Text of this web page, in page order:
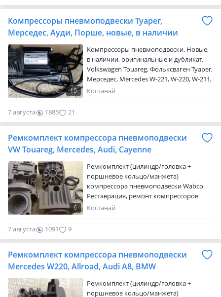
Компрессоры пневмоподвески Туарег,
Мерседес, Ауди, Порше, новые, в наличии
19
Компрессоры пневмоподвески. Новые,
в наличии, оригинальные и дубликат.
Volkswagen Touareg, Фольксваген Туарег,
Мерседес, Mercedes W-221, W-220, W-211,
W-164, W-166, GL, ML, R, Porsche Cayenne,
CLS, GL, ML, R), Volkswagen Phaeton,
Фольксваген Фаэтон, BMW (Е-53, Е-70,
Е-65, Е-66), БМВ и многи…
Костанай
7 августа 1885 21
Ремкомплект компрессора пневмоподвески
VW Touareg, Mercedes, Audi, Cayenne
6
Ремкомплект (цилиндр/головка +
поршневое кольцо/манжета)
компрессора пневмоподвески Wabco.
Реставрация, ремонт компрессоров
пневмоподвески. Ремонтный комплект,
производству комплектующих
запчастей для известных фирм-
производителей компрессоров
Применяется на автомобилях:
Фольксваге…
Костанай
7 августа 1091 9
Ремкомплект компрессора пневмоподвески
Mercedes W220, Allroad, Audi A8, BMW
Ремкомплект (цилиндр/головка +
поршневое кольцо/манжета)